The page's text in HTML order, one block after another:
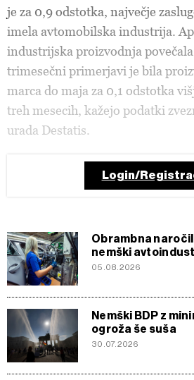
je za 0,9 odstotka, največje
imela avtomobilska industrija.
industrijska proizvodnja
trimesečni primerjavi je bila
marca do maja za 0,1 odstotka
treh mesecih, kažejo podatki
urada Destatis.
Login/
Obrambna
nemški
05.08.2026
Nemški BDP z
ogroža še suša
30.07.2026